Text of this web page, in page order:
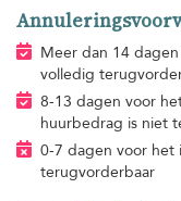
Meer dan 14
volledig
8-13 dagen voor
huurbedrag is niet
0-7 dagen voor het
terugvorderbaar